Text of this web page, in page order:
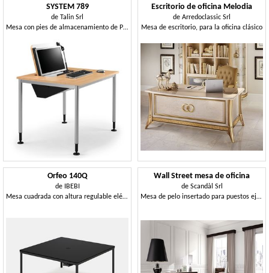
SYSTEM 789
de Talin Srl
Mesa con pies de almacenamiento de PC ajustable, retráctil
Escritorio de oficina Melodia
de Arredoclassic Srl
Mesa de escritorio, para la oficina clásico
Orfeo 140Q
de
IBEBI
Mesa cuadrada con altura regulable eléctricamente
Wall Street mesa de oficina
de Scandàl Srl
Mesa de pelo insertado para puestos ejecutivos, en madera de roble